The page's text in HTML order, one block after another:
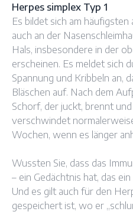
Herpes simplex Typ 1
Es bildet sich am häufigsten
auch an der
Hals, insbesondere in der
erscheinen. Es meldet sich
Spannung und Kribbeln an,
Bläschen auf. Nach dem
Schorf, der juckt, brennt
verschwindet
Wochen, wenn es länger
Wussten Sie, dass das
– ein Gedächtnis hat, das
Und es gilt auch für den
gespeichert ist, wo er